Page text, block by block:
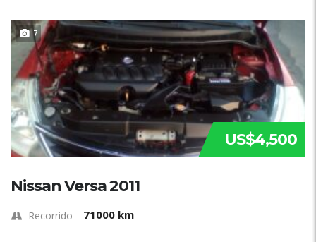
7
US$4,500
Nissan Versa 2011
Recorrido 71000 km